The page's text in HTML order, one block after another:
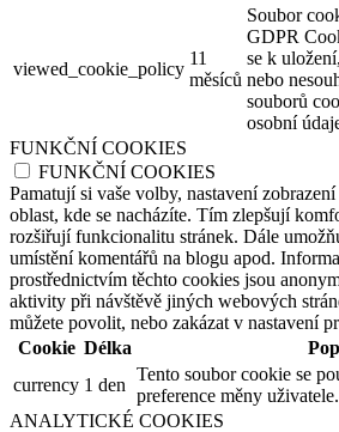
viewed_cookie_policy
11
měsíců
Soubor
GDPR
se k
nebo
souborů
osobní
FUNKČNÍ COOKIES
FUNKČNÍ COOKIES
Pamatují si vaše volby, nastavení
oblast, kde se nacházíte. Tím zlepšují
rozšiřují funkcionalitu stránek. Dále
umístění komentářů na blogu apod.
prostřednictvím těchto cookies jsou
aktivity při návštěvě jiných webových
můžete povolit, nebo zakázat v nastavení
Cookie Délka
currency 1 den
Tento soubor cookie se
preference měny uživatele.
ANALYTICKÉ COOKIES